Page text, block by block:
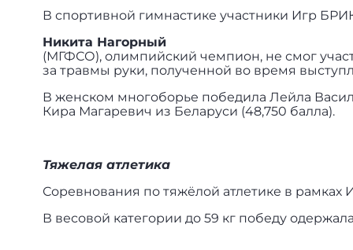
В спортивной гимнастике участники Игр
Никита Нагорный
(МГФСО), олимпийский чемпион, не смог
за травмы руки, полученной во время
В женском многоборье победила Лейла
Кира Магаревич из Беларуси (48,750 балла).
Тяжелая атлетика
Соревнования по тяжёлой атлетике в рамках
В весовой категории до 59 кг победу